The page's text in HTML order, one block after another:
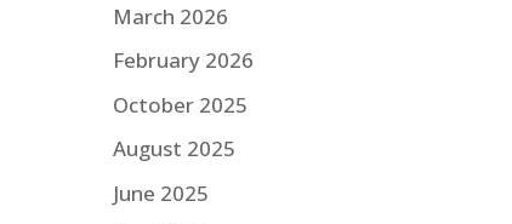
March 2026
February 2026
October 2025
August 2025
June 2025